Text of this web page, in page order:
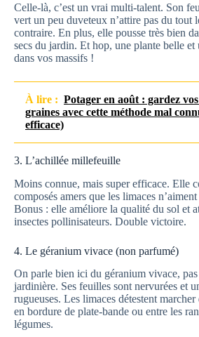
Celle-là, c’est un vrai multi-talent. Son
vert un peu duveteux n’attire pas du tout
contraire. En plus, elle pousse très bien
secs du jardin. Et hop, une plante belle et
dans vos massifs !
À lire : Potager en août : gardez
graines avec cette méthode mal
efficace)
3. L’achillée millefeuille
Moins connue, mais super efficace. Elle
composés amers que les limaces
Bonus : elle améliore la qualité du sol et
insectes pollinisateurs. Double victoire.
4. Le géranium vivace (non parfumé)
On parle bien ici du géranium vivace,
jardinière. Ses feuilles sont nervurées et
rugueuses. Les limaces détestent marcher
en bordure de plate-bande ou entre les
légumes.